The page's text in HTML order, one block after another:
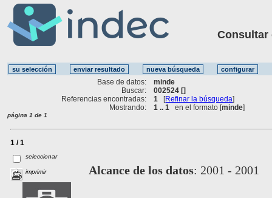
Consultar
Base de datos:
minde
Buscar:
002524 []
Referencias encontradas:
1 [Refinar la búsqueda]
Mostrando:
1 .. 1 en el formato [minde]
página 1 de 1
1 / 1
seleccionar
imprimir Alcance de los datos: 2001 - 2001